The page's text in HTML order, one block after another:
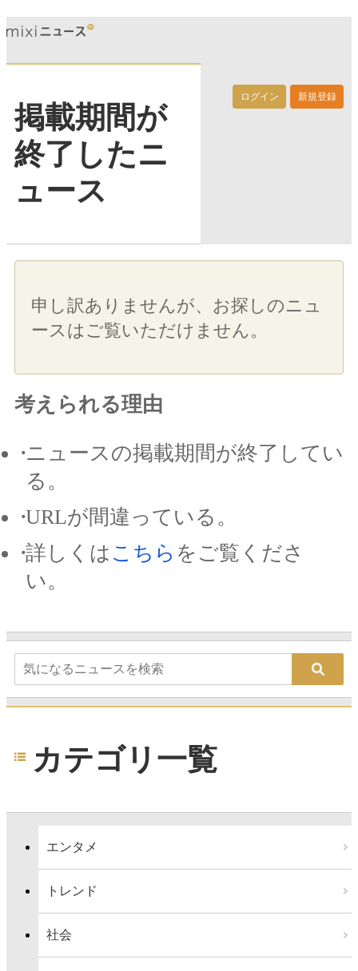
ログイン 新規登録
掲載期間が
終了したニ
ュース
申し訳ありませんが、お探しのニュ
ースはご覧いただけません。
考えられる理由
ニュースの掲載期間が終了してい
る。
URLが間違っている。
詳しくは こちら をご覧くださ
い。
カテゴリ一覧
エンタメ
トレンド
社会